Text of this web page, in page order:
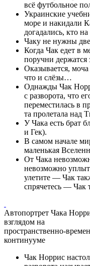
всё футбольное
Украинские
море и накидали
догадались, кто
Чаку не нужны
Когда Чак едет в
поручни держатся
Оказывается,
что и слёзы…
Однажды Чак
с разворота, что
переместилась в
та пролетала над
У Чака есть брат
и Гек).
В самом начале
маленькая
От Чака
невозможно
улетите — Чак
спрячетесь — Чак
Автопортрет Чака
взглядом на
пространственно-
континууме
Чак Норрис